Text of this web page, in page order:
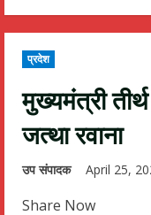
प्रदेश
मुख्यमंत्री
जत्था रवाना
उप संपादक April 25,
Share Now